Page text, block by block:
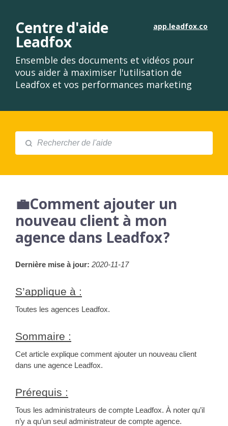
app.leadfox.co
Centre d'aide
Leadfox
Ensemble des documents et vidéos pour
vous aider à maximiser l'utilisation de
Leadfox et vos performances marketing
💼Comment ajouter un
nouveau client à mon
agence dans Leadfox?
Dernière mise à jour: 2020-11-17
S’applique à :
Toutes les agences Leadfox.
Sommaire :
Cet article explique comment ajouter un nouveau client
dans une agence Leadfox.
Prérequis :
Tous les administrateurs de compte Leadfox. À noter qu’il
n’y a qu’un seul administrateur de compte agence.